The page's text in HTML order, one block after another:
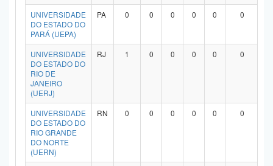
UNIVERSIDADE
DO ESTADO DO
PARÁ (UEPA)
PA 0 0 0 0 0 0
UNIVERSIDADE
DO ESTADO DO
RIO DE
JANEIRO
(UERJ)
RJ 1 0 0 0 0 0
UNIVERSIDADE
DO ESTADO DO
RIO GRANDE
DO NORTE
(UERN)
RN 0 0 0 0 0 0